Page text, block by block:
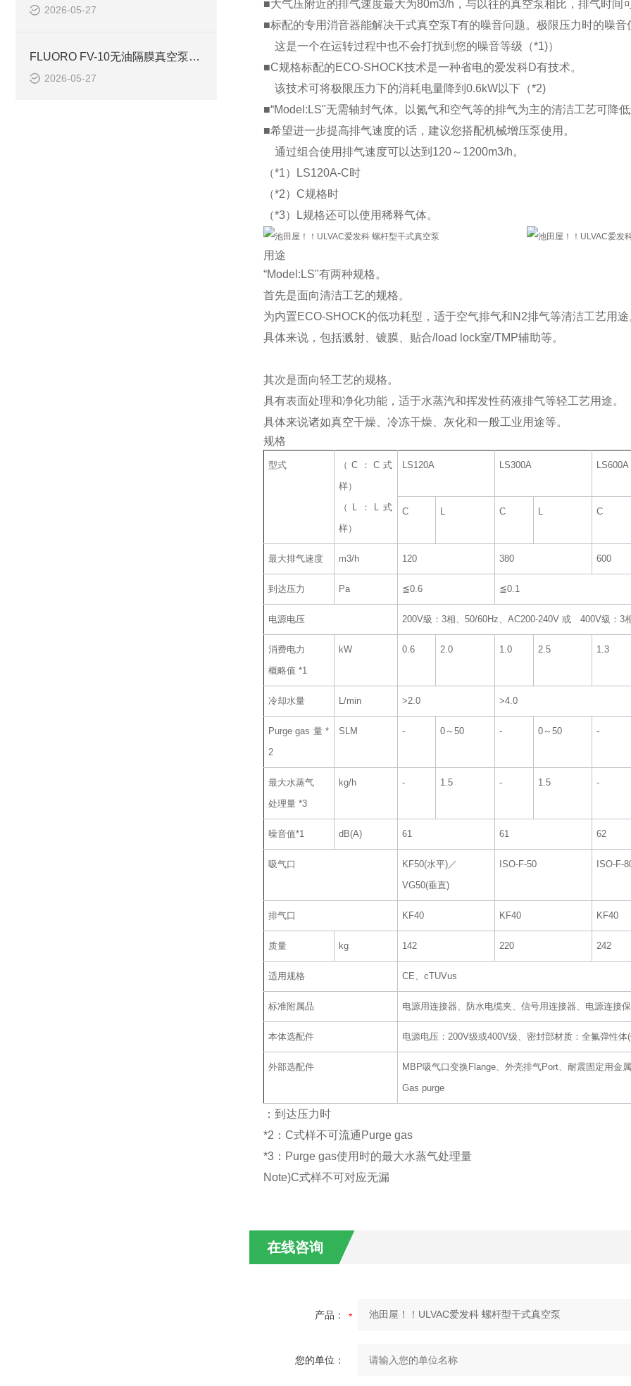
2026-05-27
FLUORO FV-10无油隔膜真空泵：电磁驱动的小型化真空动力新选择
2026-05-27
■大气压附近的排气速度最大为80m3/h，与以往的真空泵相比，排气时间
■标配的专用消音器能解决干式真空泵T有的噪音问题。极限压力时的噪
这是一个在运转过程中也不会打扰到您的噪音等级（*1)）
■C规格标配的ECO-SHOCK技术是一种省电的爱发科D有技术。
该技术可将极限压力下的消耗电量降到0.6kW以下（*2)
■“Model:LS"无需轴封气体。以氮气和空气等的排气为主的清洁工艺可降
■希望进一步提高排气速度的话，建议您搭配机械增压泵使用。
通过组合使用排气速度可以达到120～1200m3/h。
（*1）LS120A-C时
（*2）C规格时
（*3）L规格还可以使用稀释气体。
用途
“Model:LS"有两种规格。
首先是面向清洁工艺的规格。
为内置ECO-SHOCK的低功耗型，适于空气排气和N2排气等清洁工艺用途
具体来说，包括溅射、镀膜、贴合/load lock室/TMP辅助等。
其次是面向轻工艺的规格。
具有表面处理和净化功能，适于水蒸汽和挥发性药液排气等轻工艺用途。
具体来说诸如真空干燥、冷冻干燥、灰化和一般工业用途等。
规格
型式
（C：C式
样）
（L：L式
样）
LS120A LS300A LS600A
C L C L C
最大排气速度 m3/h 120 380 600
到达压力 Pa ≦0.6 ≦0.1
电源电压 200V級：3相、50/60Hz、AC200-240V 或 400V級：3
消费电力
概略值 *1
kW 0.6 2.0 1.0 2.5 1.3
冷却水量 L/min >2.0 >4.0
Purge gas 量 *
2
SLM ‐ 0～50 ‐ 0～50 ‐
最大水蒸气
处理量 *3
kg/h ‐ 1.5 ‐ 1.5 ‐
噪音值*1 dB(A) 61 61 62
吸气口
KF50(水平)／
VG50(垂直)
ISO-F-50 ISO-F-
排气口 KF40 KF40 KF40
质量 kg 142 220 242
适用规格 CE、cTUVus
标准附属品 电源用连接器、防水电缆夹、信号用连接器、电源连接
本体选配件 电源电压：200V级或400V级、密封部材质：全氟弹性体
外部选配件
MBP吸气口变换Flange、外壳排气Port、耐震固定用金
Gas purge
：到达压力时
*2：C式样不可流通Purge gas
*3：Purge gas使用时的最大水蒸气处理量
Note)C式样不可对应无漏
在线咨询
产品：
您的单位：